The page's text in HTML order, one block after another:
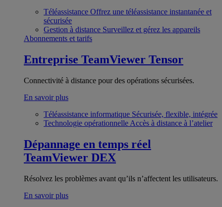
Téléassistance Offrez une téléassistance instantanée et
sécurisée
Gestion à distance Surveillez et gérez les appareils
Abonnements et tarifs
Entreprise TeamViewer Tensor
Connectivité à distance pour des opérations sécurisées.
En savoir plus
Téléassistance informatique Sécurisée, flexible, intégrée
Technologie opérationnelle Accès à distance à l’atelier
Dépannage en temps réel
TeamViewer DEX
Résolvez les problèmes avant qu’ils n’affectent les utilisateurs.
En savoir plus